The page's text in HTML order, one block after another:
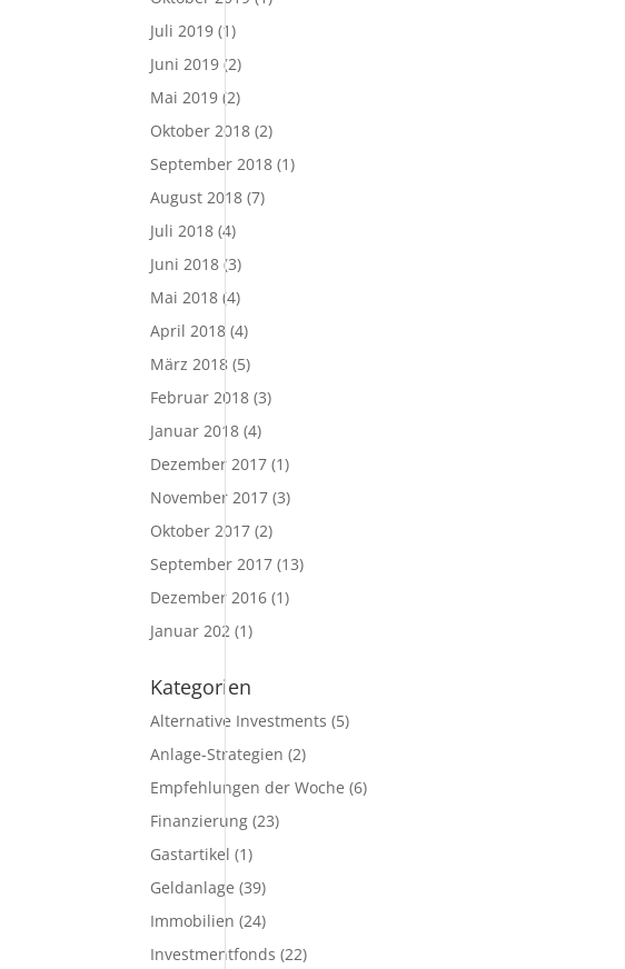
Juli 2019 (1)
Juni 2019 (2)
Mai 2019 (2)
Oktober 2018 (2)
September 2018 (1)
August 2018 (7)
Juli 2018 (4)
Juni 2018 (3)
Mai 2018 (4)
April 2018 (4)
März 2018 (5)
Februar 2018 (3)
Januar 2018 (4)
Dezember 2017 (1)
November 2017 (3)
Oktober 2017 (2)
September 2017 (13)
Dezember 2016 (1)
Januar 202 (1)
Kategorien
Alternative Investments (5)
Anlage-Strategien (2)
Empfehlungen der Woche (6)
Finanzierung (23)
Gastartikel (1)
Geldanlage (39)
Immobilien (24)
Investmentfonds (22)